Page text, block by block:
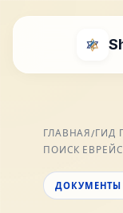
ГЛАВНАЯ/ГИД
ПОИСК
ДОКУМЕНТЫ